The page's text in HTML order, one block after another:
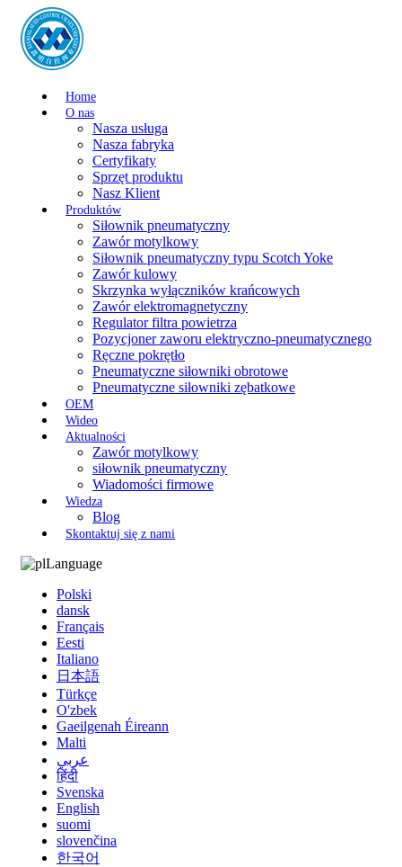
Home
O nas
Nasza usługa
Nasza fabryka
Certyfikaty
Sprzęt produktu
Nasz Klient
Produktów
Siłownik pneumatyczny
Zawór motylkowy
Siłownik pneumatyczny typu Scotch Yoke
Zawór kulowy
Skrzynka wyłączników krańcowych
Zawór elektromagnetyczny
Regulator filtra powietrza
Pozycjoner zaworu elektryczno-pneumatycznego
Ręczne pokrętło
Pneumatyczne siłowniki obrotowe
Pneumatyczne siłowniki zębatkowe
OEM
Wideo
Aktualności
Zawór motylkowy
siłownik pneumatyczny
Wiadomości firmowe
Wiedza
Blog
Skontaktuj się z nami
Language
Polski
dansk
Français
Eesti
Italiano
日本語
Türkçe
O'zbek
Gaeilgenah Éireann
Malti
عربي
हिंदी
Svenska
English
suomi
slovenčina
한국어